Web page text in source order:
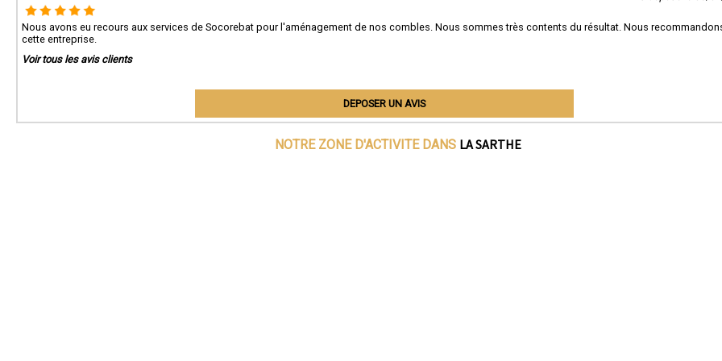
Nous avons eu recours aux services de Socorebat pour l'aménagement de nos combles. Nous sommes très contents du résultat. Nous
cette entreprise.
Voir tous les avis clients
DEPOSER UN AVIS
NOTRE ZONE D'ACTIVITE DANS LA SARTHE